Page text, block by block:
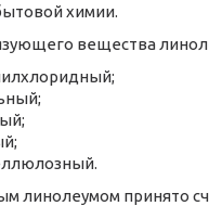
химии.
вещества
линолеумом принято